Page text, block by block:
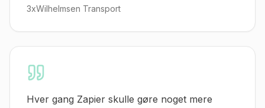
3xWilhelmsen Transport
Hver gang Zapier skulle gøre noget mere